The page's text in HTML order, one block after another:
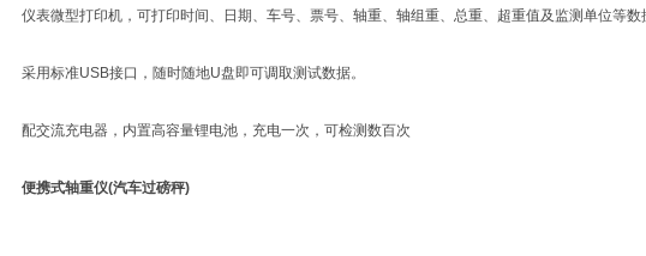
仪表微型打印机，可打印时间、日期、车号、票号、轴重、轴组重、总重、超重值及监测单位等数
采用标准USB接口，随时随地U盘即可调取测试数据。
配交流充电器，内置高容量锂电池，充电一次，可检测数百次
便携式轴重仪(汽车过磅秤)